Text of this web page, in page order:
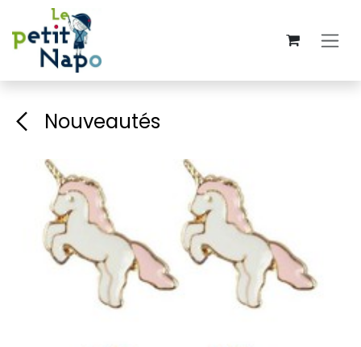
Se rendre au contenu
Nouveautés